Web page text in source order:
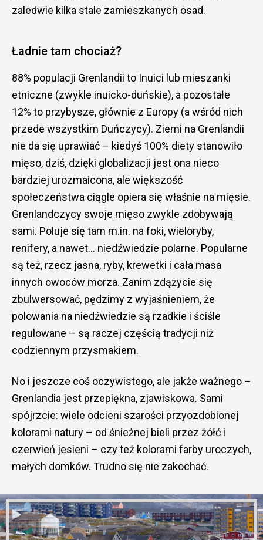
zaledwie kilka stale zamieszkanych osad.
Ładnie tam chociaż?
88% populacji Grenlandii to Inuici lub mieszanki
etniczne (zwykle inuicko-duńskie), a pozostałe
12% to przybysze, głównie z Europy (a wśród nich
przede wszystkim Duńczycy). Ziemi na Grenlandii
nie da się uprawiać – kiedyś 100% diety stanowiło
mięso, dziś, dzięki globalizacji jest ona nieco
bardziej urozmaicona, ale większość
społeczeństwa ciągle opiera się właśnie na mięsie.
Grenlandczycy swoje mięso zwykle zdobywają
sami. Poluje się tam m.in. na foki, wieloryby,
renifery, a nawet… niedźwiedzie polarne. Popularne
są też, rzecz jasna, ryby, krewetki i cała masa
innych owoców morza. Zanim zdążycie się
zbulwersować, pędzimy z wyjaśnieniem, że
polowania na niedźwiedzie są rzadkie i ściśle
regulowane – są raczej częścią tradycji niż
codziennym przysmakiem.
No i jeszcze coś oczywistego, ale jakże ważnego –
Grenlandia jest przepiękna, zjawiskowa. Sami
spójrzcie: wiele odcieni szarości przyozdobionej
kolorami natury – od śnieżnej bieli przez żółć i
czerwień jesieni – czy też kolorami farby uroczych,
małych domków. Trudno się nie zakochać.